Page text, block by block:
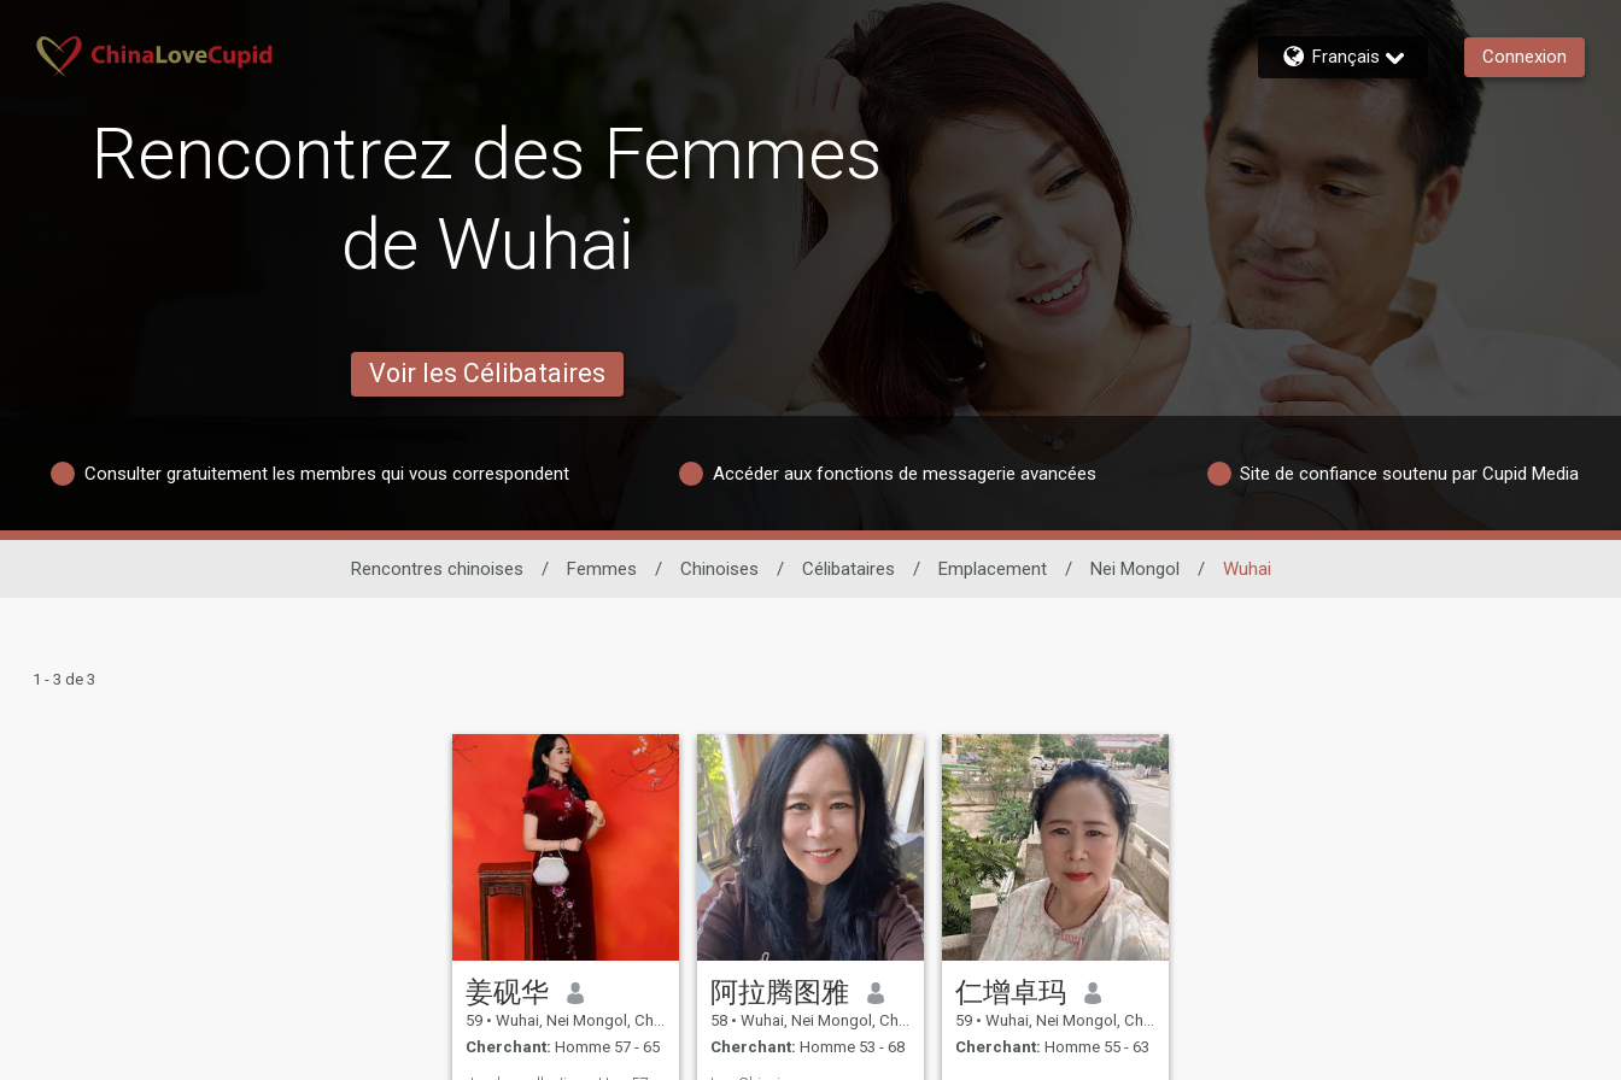
Français Connexion
Rencontrez des Femmes
de Wuhai
Voir les Célibataires
Consulter gratuitement les membres qui vous correspondent Accéder aux fonctions de messagerie avancées Site de confiance soutenu par Cupid Media
Rencontres chinoises / Femmes / Chinoises / Célibataires / Emplacement / Nei Mongol / Wuhai
1 - 3 de 3
姜砚华
59 • Wuhai, Nei Mongol, Chine
Cherchant: Homme 57 - 65
阿拉腾图雅
58 • Wuhai, Nei Mongol, Chine
Cherchant: Homme 53 - 68
仁增卓玛
59 • Wuhai, Nei Mongol, Chine
Cherchant: Homme 55 - 63